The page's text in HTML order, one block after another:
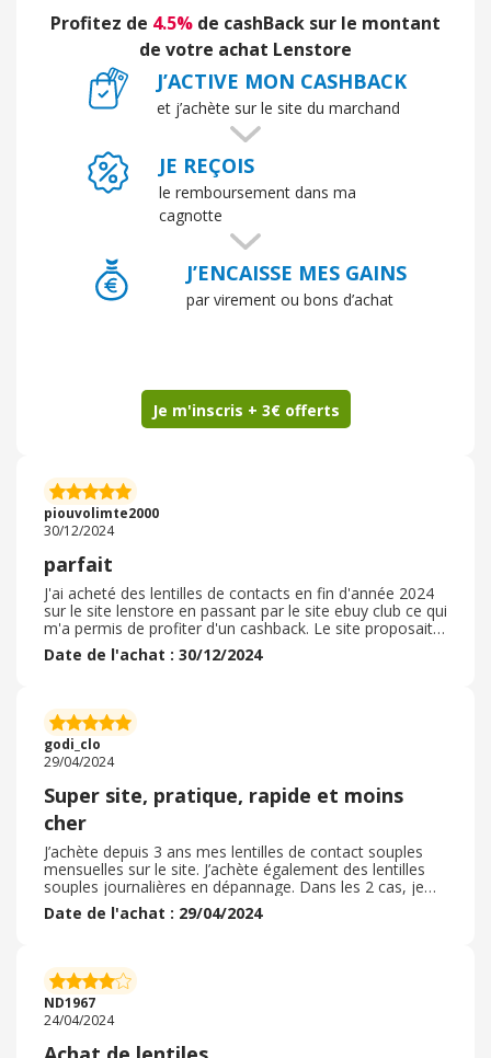
économies. Le traitement des commandes est rapide et
la livraison est fiable. Le service client est également
réactif et utile, ce qui rend l'expérience d'achat agréable.
Je recommande vivement Lenstore!
Profitez de 4.5% de cashBack sur le montant
de votre achat Lenstore
J’ACTIVE MON CASHBACK
et j’achète sur le site du marchand
JE REÇOIS
le remboursement dans ma
cagnotte
J’ENCAISSE MES GAINS
par virement ou bons d’achat
Je m'inscris + 3€ offerts
piouvolimte2000
30/12/2024
parfait
J'ai acheté des lentilles de contacts en fin d'année 2024
sur le site lenstore en passant par le site ebuy club ce qui
m'a permis de profiter d'un cashback. Le site proposait
un très large choix de lentilles de contacts disponibles en
plusieurs quantité et était l'un des moins chers. Quelques
lentilles étaient tout à fait conformes à ma commande
et leur date de péremption était lointaine ( 2026) . Je
recommande vraiment ce site pour l'achat de lelntilles
de contact.
Date de l'achat : 30/12/2024
godi_clo
29/04/2024
Super site, pratique, rapide et moins
cher
J’achète depuis 3 ans mes lentilles de contact souples
mensuelles sur le site. J’achète également des lentilles
souples journalières en dépannage. Dans les 2 cas, je
trouve la marque recommandée par mon
Ophtalmologiste avec la correction qu’il me faut. La
renouveler un achat. La facture est disponible
digitalement. La livraison est rapide. Les dates de
conservation des lentilles sont longues, pas de mauvaise
surprise non plus de ce coté. Et cela m’est revenu moins
cher qu’en boutique. En bref, je recommande ! !
Date de l'achat : 29/04/2024
ND1967
24/04/2024